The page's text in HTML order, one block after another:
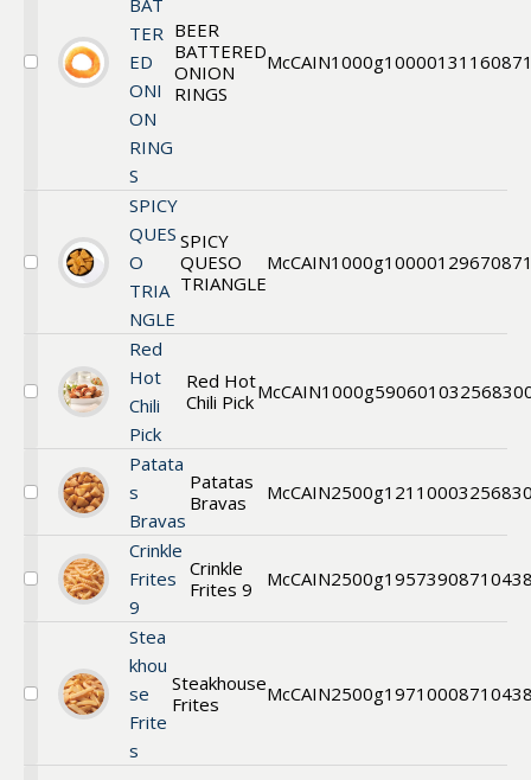
Välj
CUT
BAT
TER
ED
ONI
ON
RING
S
BEER
BATTERED
ONION
RINGS
McCAIN1000g1000013116
Välj
TRIANGLE
SPICY
QUES
O
TRIA
NGLE
SPICY
QUESO
TRIANGLE
McCAIN1000g1000012967
Välj
Pickers
Red
Hot
Chili
Pick
Red Hot
Chili Pick McCAIN1000g590601
Välj
Bravas
Patata
s
Bravas
Patatas
Bravas
McCAIN2500g121100
Välj
Frites
Crinkle
Frites
9
Crinkle
Frites 9
McCAIN2500g195739
Välj
10*18
Stea
khou
se
Frite
s
Steakhouse
Frites
McCAIN2500g197100